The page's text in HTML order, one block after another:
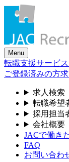
Menu
転職支援サービ
ご登録済みの方
求人検索
転職希望
採用担当
会社概要
JACで働き
FAQ
お問い合わ